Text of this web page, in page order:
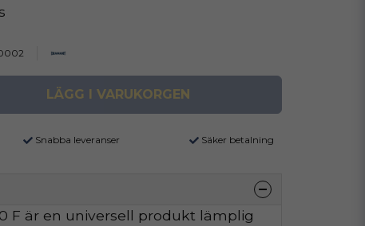
LÄGG I VARUKORGEN
Snabba leveranser Säker betalning
F är en universell produkt lämplig